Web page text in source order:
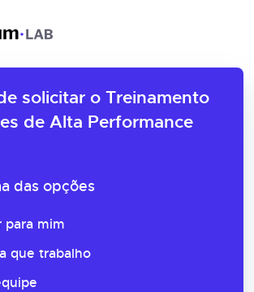
solicitar o Treinamento
de Alta Performance
das opções
para mim
que trabalho